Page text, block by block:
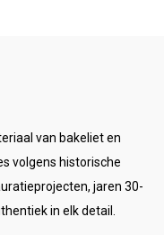
van bakeliet en
volgens historische
jaren 30-
in elk detail.